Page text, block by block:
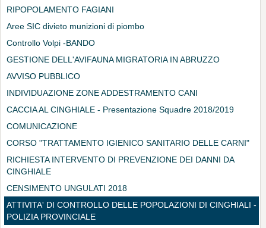
RIPOPOLAMENTO FAGIANI
Aree SIC divieto munizioni di piombo
Controllo Volpi -BANDO
GESTIONE DELL'AVIFAUNA MIGRATORIA IN ABRUZZO
AVVISO PUBBLICO
INDIVIDUAZIONE ZONE ADDESTRAMENTO CANI
CACCIA AL CINGHIALE - Presentazione Squadre 2018/2019
COMUNICAZIONE
CORSO "TRATTAMENTO IGIENICO SANITARIO DELLE CARNI"
RICHIESTA INTERVENTO DI PREVENZIONE DEI DANNI DA
CINGHIALE
CENSIMENTO UNGULATI 2018
ATTIVITA' DI CONTROLLO DELLE POPOLAZIONI DI CINGHIALI -
POLIZIA PROVINCIALE